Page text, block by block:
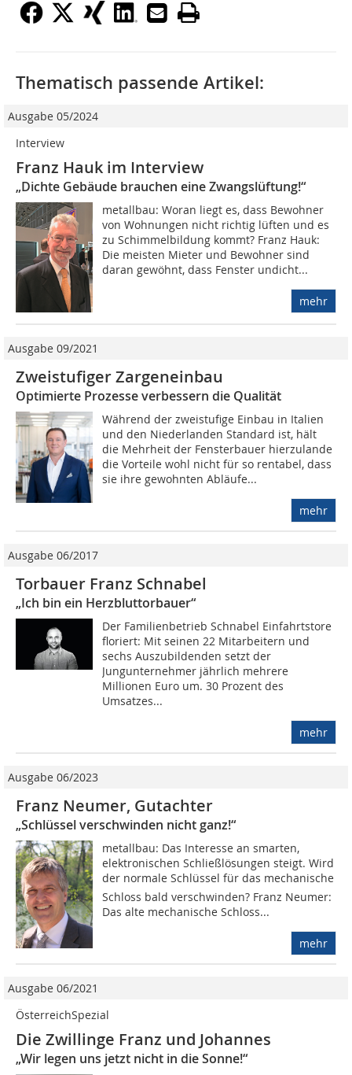
Thematisch passende Artikel:
Ausgabe 05/2024
Interview
Franz Hauk im Interview
„Dichte Gebäude brauchen eine Zwangslüftung!“
metallbau: Woran liegt es, dass Bewohner
von Wohnungen nicht richtig lüften und es
zu Schimmelbildung kommt? Franz Hauk:
Die meisten Mieter und Bewohner sind
daran gewöhnt, dass Fenster undicht...
mehr
Ausgabe 09/2021
Zweistufiger Zargeneinbau
Optimierte Prozesse verbessern die Qualität
Während der zweistufige Einbau in Italien
und den Niederlanden Standard ist, hält
die Mehrheit der Fensterbauer hierzulande
die Vorteile wohl nicht für so rentabel, dass
sie ihre gewohnten Abläufe...
mehr
Ausgabe 06/2017
Torbauer Franz Schnabel
„Ich bin ein Herzbluttorbauer“
Der Familienbetrieb Schnabel Einfahrtstore
floriert: Mit seinen 22 Mitarbeitern und
sechs Auszubildenden setzt der
Jungunternehmer jährlich mehrere
Millionen Euro um. 30 Prozent des
Umsatzes...
mehr
Ausgabe 06/2023
Franz Neumer, Gutachter
„Schlüssel verschwinden nicht ganz!“
metallbau: Das Interesse an smarten,
elektronischen Schließlösungen steigt. Wird
der normale Schlüssel für das mechanische
Schloss bald verschwinden? Franz Neumer:
Das alte mechanische Schloss...
mehr
Ausgabe 06/2021
ÖsterreichSpezial
Die Zwillinge Franz und Johannes
„Wir legen uns jetzt nicht in die Sonne!“